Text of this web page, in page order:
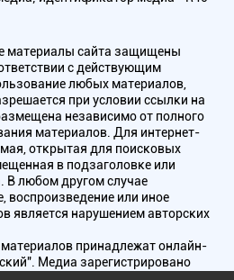
материалы сайта защищены
с действующим
любых материалов,
при условии ссылки на
независимо от полного
материалов. Для интернет-
открытая для поисковых
в подзаголовке или
В любом другом случае
воспроизведение или иное
является нарушением авторских
принадлежат онлайн-
Медиа зарегистрировано